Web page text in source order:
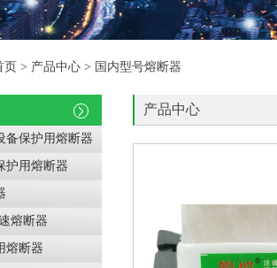
> 产品中心 > 国内型号熔断器
备保护用熔断器
护用熔断器
熔断器
熔断器
产品中心